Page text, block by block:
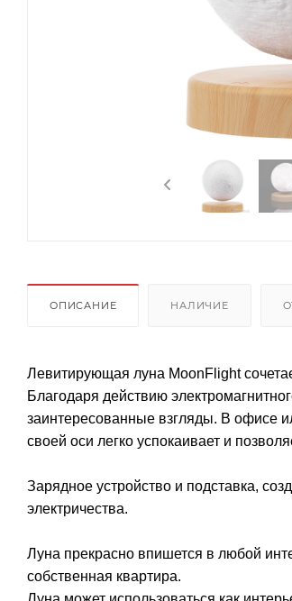
ОПИСАНИЕ НАЛИЧИЕ
Левитирующая луна MoonFlight
Благодаря действию
заинтересованные взгляды. В офисе
своей оси легко успокаивает и
Зарядное устройство и подставка,
электричества.
Луна прекрасно впишется в любой
собственная квартира.